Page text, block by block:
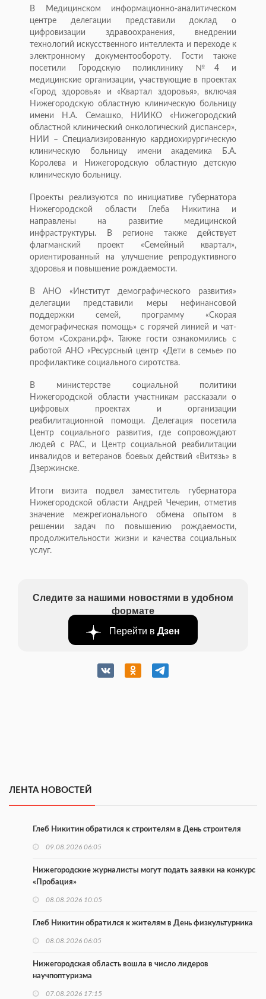
В Медицинском информационно-аналитическом
центре делегации представили доклад о
цифровизации здравоохранения, внедрении
технологий искусственного интеллекта и переходе к
электронному документообороту. Гости также
посетили Городскую поликлинику №4 и
медицинские организации, участвующие в проектах
«Город здоровья» и «Квартал здоровья», включая
Нижегородскую областную клиническую больницу
имени Н.А. Семашко, НИИКО «Нижегородский
областной клинический онкологический диспансер»,
НИИ – Специализированную кардиохирургическую
клиническую больницу имени академика Б.А.
Королева и Нижегородскую областную детскую
клиническую больницу.
Проекты реализуются по инициативе губернатора
Нижегородской области Глеба Никитина и
направлены на развитие медицинской
инфраструктуры. В регионе также действует
флагманский проект «Семейный квартал»,
ориентированный на улучшение репродуктивного
здоровья и повышение рождаемости.
В АНО «Институт демографического развития»
делегации представили меры нефинансовой
поддержки семей, программу «Скорая
демографическая помощь» с горячей линией и чат-
ботом «Сохрани.рф». Также гости ознакомились с
работой АНО «Ресурсный центр «Дети в семье» по
профилактике социального сиротства.
В министерстве социальной политики
Нижегородской области участникам рассказали о
цифровых проектах и организации
реабилитационной помощи. Делегация посетила
Центр социального развития, где сопровождают
людей с РАС, и Центр социальной реабилитации
инвалидов и ветеранов боевых действий «Витязь» в
Дзержинске.
Итоги визита подвел заместитель губернатора
Нижегородской области Андрей Чечерин, отметив
значение межрегионального обмена опытом в
решении задач по повышению рождаемости,
продолжительности жизни и качества социальных
услуг.
Следите за нашими новостями в удобном
формате
Перейти в Дзен
ЛЕНТА НОВОСТЕЙ
Глеб Никитин обратился к строителям в День строителя
09.08.2026 06:05
Нижегородские журналисты могут подать заявки на конкурс
«Пробация»
08.08.2026 10:05
Глеб Никитин обратился к жителям в День физкультурника
08.08.2026 06:05
Нижегородская область вошла в число лидеров
научпоптуризма
07.08.2026 17:15